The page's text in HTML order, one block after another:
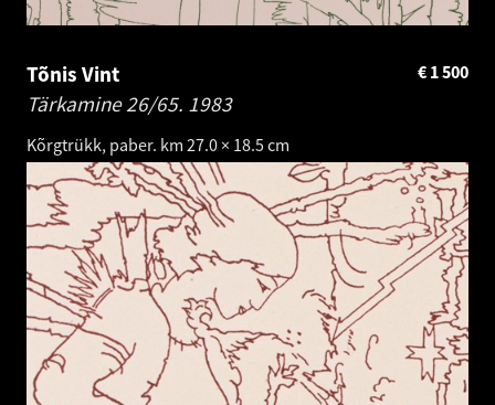
Tõnis Vint
Tärkamine 26/65. 1983
Kõrgtrükk, paber. km 27.0 × 18.5 cm
1 500
€